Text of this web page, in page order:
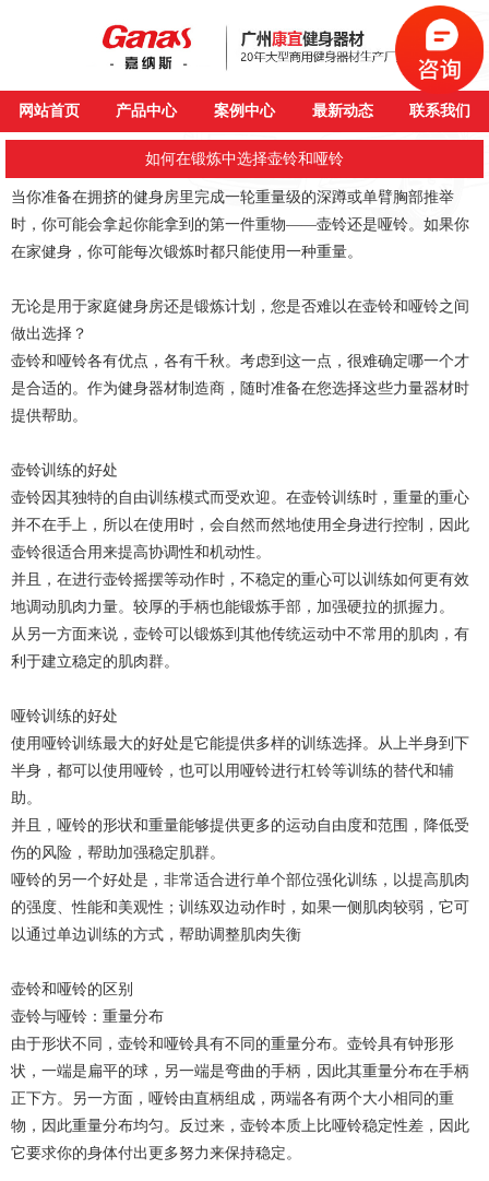
网站首页 产品中心 案例中心 最新动态 联系我们
如何在锻炼中选择壶铃和哑铃
当你准备在拥挤的健身房里完成一轮重量级的深蹲或单臂胸部推举
时，你可能会拿起你能拿到的第一件重物——壶铃还是哑铃。如果你
在家健身，你可能每次锻炼时都只能使用一种重量。
无论是用于家庭健身房还是锻炼计划，您是否难以在壶铃和哑铃之间
做出选择？
壶铃和哑铃各有优点，各有千秋。考虑到这一点，很难确定哪一个才
是合适的。作为健身器材制造商，随时准备在您选择这些力量器材时
提供帮助。
壶铃训练的好处
壶铃因其独特的自由训练模式而受欢迎。在壶铃训练时，重量的重心
并不在手上，所以在使用时，会自然而然地使用全身进行控制，因此
壶铃很适合用来提高协调性和机动性。
并且，在进行壶铃摇摆等动作时，不稳定的重心可以训练如何更有效
地调动肌肉力量。较厚的手柄也能锻炼手部，加强硬拉的抓握力。
从另一方面来说，壶铃可以锻炼到其他传统运动中不常用的肌肉，有
利于建立稳定的肌肉群。
哑铃训练的好处
使用哑铃训练最大的好处是它能提供多样的训练选择。从上半身到下
半身，都可以使用哑铃，也可以用哑铃进行杠铃等训练的替代和辅
助。
并且，哑铃的形状和重量能够提供更多的运动自由度和范围，降低受
伤的风险，帮助加强稳定肌群。
哑铃的另一个好处是，非常适合进行单个部位强化训练，以提高肌肉
的强度、性能和美观性；训练双边动作时，如果一侧肌肉较弱，它可
以通过单边训练的方式，帮助调整肌肉失衡
壶铃和哑铃的区别
壶铃与哑铃：重量分布
由于形状不同，壶铃和哑铃具有不同的重量分布。壶铃具有钟形形
状，一端是扁平的球，另一端是弯曲的手柄，因此其重量分布在手柄
正下方。另一方面，哑铃由直柄组成，两端各有两个大小相同的重
物，因此重量分布均匀。反过来，壶铃本质上比哑铃稳定性差，因此
它要求你的身体付出更多努力来保持稳定。